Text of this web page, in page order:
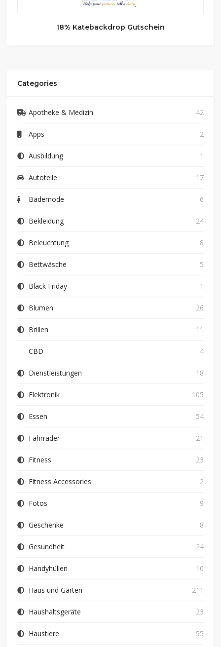
18% Katebackdrop Gutschein
Categories
Apotheke & Medizin 42
Apps 2
Ausbildung 1
Autoteile 17
Bademode 6
Bekleidung 24
Beleuchtung 8
Bettwäsche 5
Black Friday 1
Blumen 26
Brillen 11
CBD 4
Dienstleistungen 18
Elektronik 105
Essen 54
Fahrräder 21
Fitness 23
Fitness Accessories 2
Fotos 9
Geschenke 8
Gesundheit 24
Handyhüllen 10
Haus und Garten 211
Haushaltsgeräte 23
Haustiere 55